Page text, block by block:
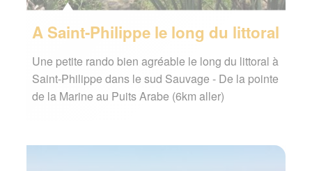
A Saint-Philippe le long du littoral
Une petite rando bien agréable le long du littoral à
Saint-Philippe dans le sud Sauvage - De la pointe
de la Marine au Puits Arabe (6km aller)